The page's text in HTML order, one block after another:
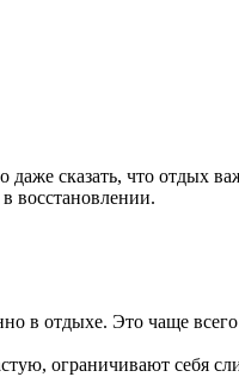
сказать, что отдых
восстановлении.
в отдыхе. Это чаще всего
ограничивают себя